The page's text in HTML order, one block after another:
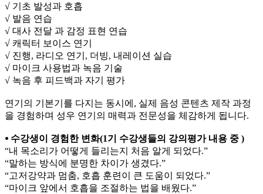
√ 기초 발성과 호흡
√ 발음 연습
√ 대사 전달 과 감정 표현 연습
√ 캐릭터 보이스 연기
√ 진행, 라디오 연기, 더빙, 내레이션 실습
√ 마이크 사용법과 녹음 기술
√ 녹음 후 피드백과 자기 평가
연기의 기본기를 다지는 동시에, 실제 음성 콘텐츠 제작 과정
을 경험하며 성우 연기의 매력과 전문성을 체감하게 됩니다.
⦁ 수강생이 경험한 변화(1기 수강생들의 강의평가 내용 중 )
“내 목소리가 어떻게 들리는지 처음 알게 되었다.”
“말하는 방식에 분명한 차이가 생겼다.”
“고저강약과 멈춤, 호흡 훈련이 큰 도움이 되었다.”
“마이크 앞에서 호흡을 조절하는 법을 배웠다.”